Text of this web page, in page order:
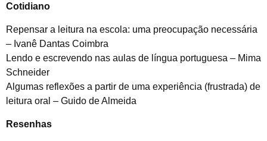
Cotidiano
Repensar a leitura na escola: uma preocupação necessária
– Ivanê Dantas Coimbra
Lendo e escrevendo nas aulas de língua portuguesa – Mima
Schneider
Algumas reflexões a partir de uma experiência (frustrada) de
leitura oral – Guido de Almeida
Resenhas